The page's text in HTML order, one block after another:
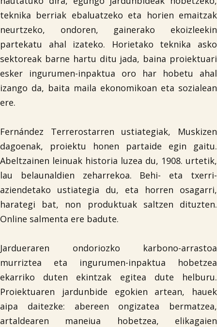
teknika berriak ebaluatzeko eta horien emaitzak
neurtzeko, ondoren, gainerako ekoizleekin
partekatu ahal izateko. Horietako teknika asko
sektoreak barne hartu ditu jada, baina proiektuari
esker ingurumen-inpaktua oro har hobetu ahal
izango da, baita maila ekonomikoan eta sozialean
ere.
Fernández Terrerostarren ustiategiak, Muskizen
dagoenak, proiektu honen partaide egin gaitu.
Abeltzainen leinuak historia luzea du, 1908. urtetik,
lau belaunaldien zeharrekoa. Behi- eta txerri-
aziendetako ustiategia du, eta horren osagarri,
harategi bat, non produktuak saltzen dituzten.
Online salmenta ere badute.
Jardueraren ondoriozko karbono-arrastoa
murriztea eta ingurumen-inpaktua hobetzea
ekarriko duten ekintzak egitea dute helburu.
Proiektuaren jardunbide egokien artean, hauek
aipa daitezke: abereen ongizatea bermatzea,
artaldearen maneiua hobetzea, elikagaien